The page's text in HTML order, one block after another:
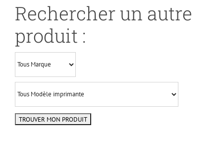
Rechercher un autre
produit :